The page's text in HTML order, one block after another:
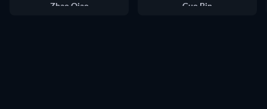
Zhao Qiao
Guo Bin